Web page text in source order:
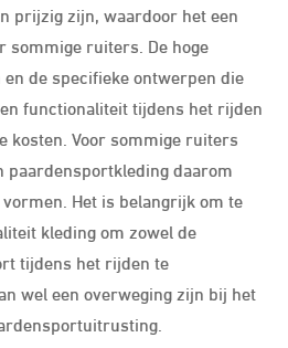
prijzig zijn, waardoor het een
sommige ruiters. De hoge
de specifieke ontwerpen die
functionaliteit tijdens het rijden
kosten. Voor sommige ruiters
paardensportkleding daarom
Het is belangrijk om te
kleding om zowel de
tijdens het rijden te
wel een overweging zijn bij het